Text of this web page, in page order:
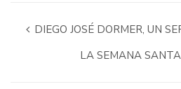
DIEGO JOSÉ DORMER, UN
LA SEMANA